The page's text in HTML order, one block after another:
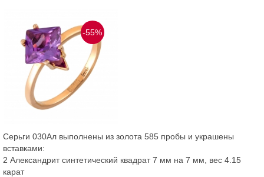
-55%
Серьги 030Ал выполнены из золота 585 пробы и украшены
вставками:
2 Александрит синтетический квадрат 7 мм на 7 мм, вес 4.15
карат